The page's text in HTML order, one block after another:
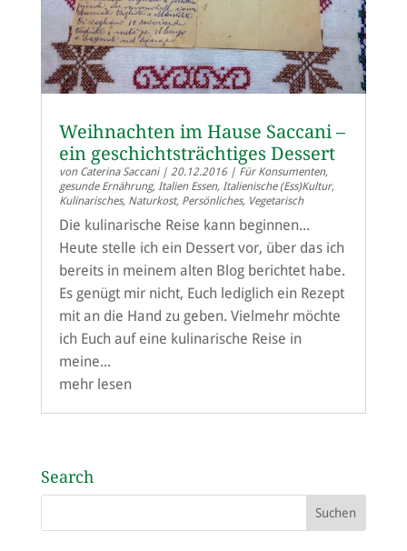
Weihnachten im Hause Saccani –
ein geschichtsträchtiges Dessert
von Caterina Saccani| 20.12.2016| Für Konsumenten,
gesunde Ernährung, Italien Essen, Italienische (Ess)Kultur,
Kulinarisches, Naturkost, Persönliches, Vegetarisch
Die kulinarische Reise kann beginnen...
Heute stelle ich ein Dessert vor, über das ich
bereits in meinem alten Blog berichtet habe.
Es genügt mir nicht, Euch lediglich ein Rezept
mit an die Hand zu geben. Vielmehr möchte
ich Euch auf eine kulinarische Reise in
meine...
mehr lesen
Search